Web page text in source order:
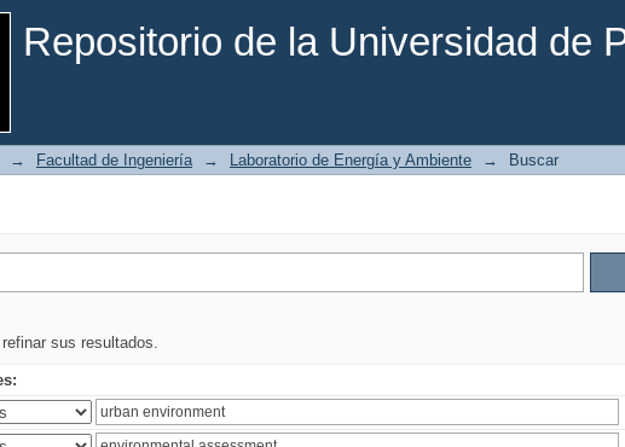
Repositorio de la Universidad de
→ Facultad de Ingeniería → Laboratorio de Energía y Ambiente → Buscar
sus resultados.